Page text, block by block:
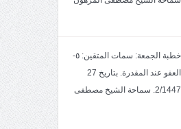
خطبة الجمعة: سمات المتقين: ٥-
العفو عند المقدرة. بتاريخ 27
2/1447. سماحة الشيخ مصطفى